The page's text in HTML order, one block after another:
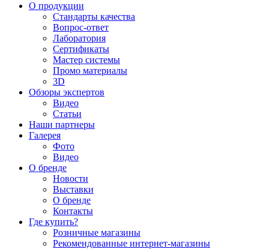
О продукции
Стандарты качества
Вопрос-ответ
Лаборатория
Сертификаты
Мастер системы
Промо материалы
3D
Обзоры экспертов
Видео
Статьи
Наши партнеры
Галерея
Фото
Видео
О бренде
Новости
Выставки
О бренде
Контакты
Где купить?
Розничные магазины
Рекомендованные интернет-магазины